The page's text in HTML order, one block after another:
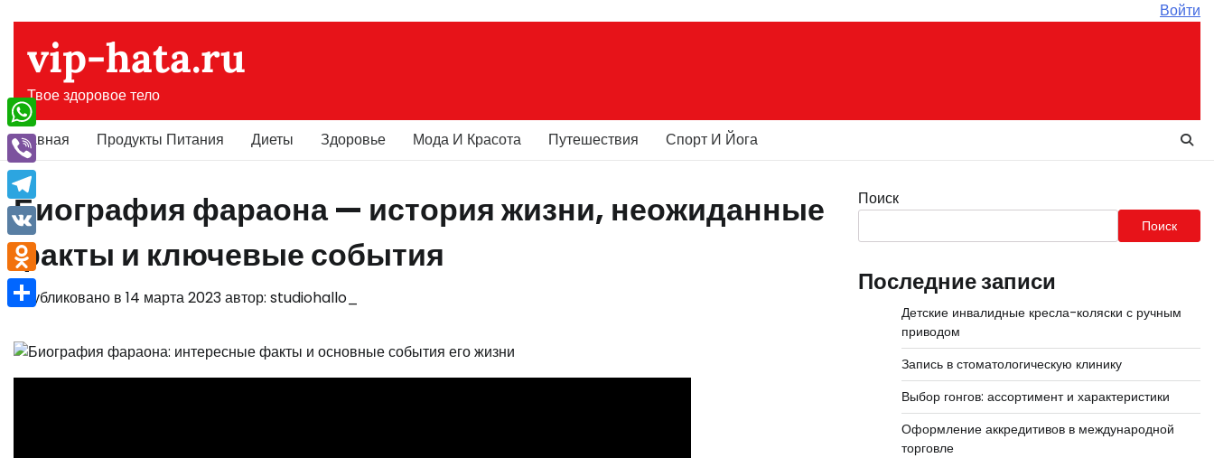
содержимому
Войти
vip-hata.ru
Твое здоровое тело
Главная Продукты Питания Диеты Здоровье Мода И Красота Путешествия Спорт И Йога
Биография фараона — история жизни, неожиданные
факты и ключевые события
Опубликовано в 14 марта 2023автор: studiohallo_
Поиск
Поиск
Последние записи
Детские инвалидные кресла-коляски с ручным
приводом
Запись в стоматологическую клинику
Выбор гонгов: ассортимент и характеристики
Оформление аккредитивов в международной
торговле
WhatsApp
Viber
Telegram
VK
Odnoklassniki